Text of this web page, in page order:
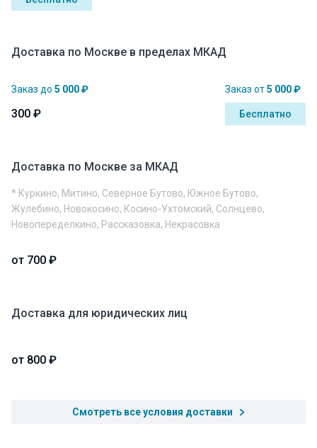
Доставка по Москве в пределах МКАД
Заказ до 5 000 ₽
300 ₽
Заказ от5 000 ₽
Бесплатно
Доставка по Москве за МКАД
* Куркино, Митино, Северное Бутово, Южное Бутово,
Жулебино, Новокосино, Косино-Ухтомский, Солнцево,
Новопеределкино, Рассказовка, Некрасовка
от 700 ₽
Доставка для юридических лиц
от 800 ₽
Смотреть все условия доставки